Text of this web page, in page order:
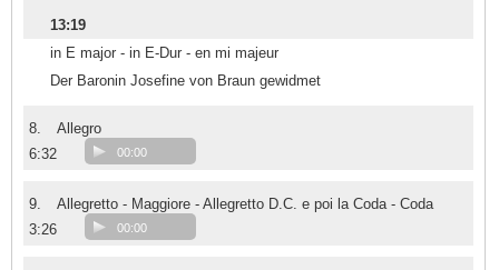
13:19
in E major - in E-Dur - en mi majeur
Der Baronin Josefine von Braun gewidmet
8.
Allegro
6:32
00:00
9.
Allegretto - Maggiore - Allegretto D.C. e poi la Coda - Coda
3:26
00:00